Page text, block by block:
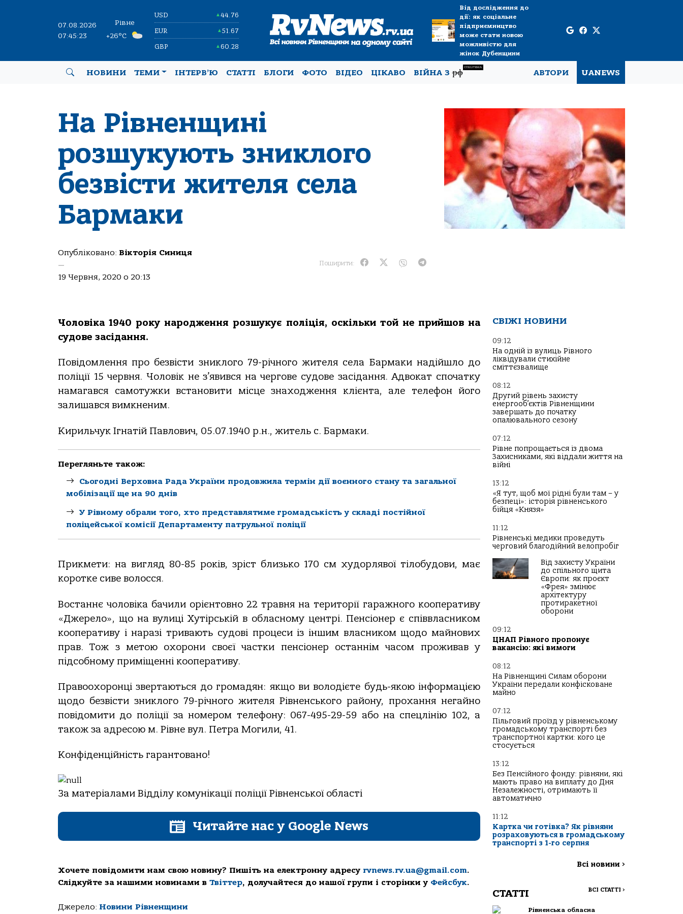
07.08.2026
07:45:24
Рівне
+26°C
USD ▲44.76
EUR ▲51.67
GBP ▲60.28
Від дослідження до
дії: як соціальне
підприємництво
може стати новою
можливістю для
жінок Дубенщини
НОВИНИ ТЕМИ ІНТЕРВ’Ю СТАТТІ БЛОГИ ФОТО ВІДЕО ЦІКАВО ВІЙНА Зрф
СПЕЦТЕМА
АВТОРИ UANEWS
На Рівненщині
розшукують зниклого
безвісти жителя села
Бармаки
Опубліковано: Вікторія Синиця
—
19 Червня, 2020 о 20:13
Поширити:
Чоловіка 1940 року народження розшукує поліція, оскільки той не прийшов на
судове засідання.
Повідомлення про безвісти зниклого 79-річного жителя села Бармаки надійшло до
поліції 15 червня. Чоловік не з’явився на чергове судове засідання. Адвокат спочатку
намагався самотужки встановити місце знаходження клієнта, але телефон його
залишався вимкненим.
Кирильчук Ігнатій Павлович, 05.07.1940 р.н., житель с. Бармаки.
Перегляньте також:
Сьогодні Верховна Рада України продовжила термін дії воєнного стану та загальної
мобілізації ще на 90 днів
У Рівному обрали того, хто представлятиме громадськість у складі постійної
поліцейської комісії Департаменту патрульної поліції
Прикмети: на вигляд 80-85 років, зріст близько 170 см худорлявої тілобудови, має
коротке сиве волосся.
Востаннє чоловіка бачили орієнтовно 22 травня на території гаражного кооперативу
«Джерело», що на вулиці Хутірській в обласному центрі. Пенсіонер є співвласником
кооперативу і наразі тривають судові процеси із іншим власником щодо майнових
прав. Тож з метою охорони своєї частки пенсіонер останнім часом проживав у
підсобному приміщенні кооперативу.
Правоохоронці звертаються до громадян: якщо ви володієте будь-якою інформацією
щодо безвісти зниклого 79-річного жителя Рівненського району, прохання негайно
повідомити до поліції за номером телефону: 067-495-29-59 або на спецлінію 102, а
також за адресою м. Рівне вул. Петра Могили, 41.
Конфіденційність гарантовано!
За матеріалами Відділу комунікації поліції Рівненської області
Читайте нас у Google News
Хочете повідомити нам свою новину? Пишіть на електронну адресу rvnews.rv.ua@gmail.com.
Слідкуйте за нашими новинами в Твіттер, долучайтеся до нашої групи і сторінки у Фейсбук.
Джерело: Новини Рівненщини
СВІЖІ НОВИНИ
09:12
На одній із вулиць Рівного
ліквідували стихійне
сміттєзвалище
08:12
Другий рівень захисту
енергооб’єктів Рівненщини
завершать до початку
опалювального сезону
07:12
Рівне попрощається із двома
Захисниками, які віддали життя на
війні
13:12
«Я тут, щоб мої рідні були там – у
безпеці»: історія рівненського
бійця «Князя»
11:12
Рівненські медики проведуть
черговий благодійний велопробіг
Від захисту України
до спільного щита
Європи: як проєкт
«Фрея» змінює
архітектуру
протиракетної
оборони
09:12
ЦНАП Рівного пропонує
вакансію: які вимоги
08:12
На Рівненщині Силам оборони
України передали конфісковане
майно
07:12
Пільговий проїзд у рівненському
громадському транспорті без
транспортної картки: кого це
стосується
13:12
Без Пенсійного фонду: рівняни, які
мають право на виплату до Дня
Незалежності, отримають її
автоматично
11:12
Картка чи готівка? Як рівняни
розраховуються в громадському
транспорті з 1-го серпня
Всі новини >
СТАТТІ ВСІ СТАТТІ >
Рівненська обласна